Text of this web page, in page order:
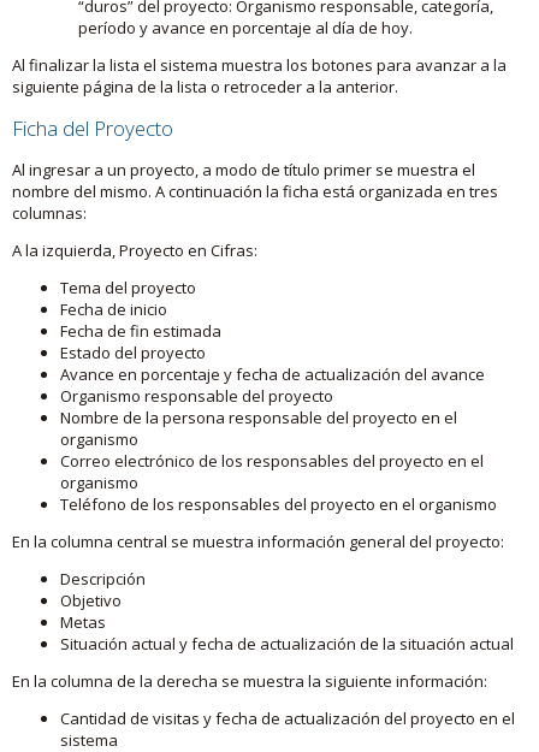
“duros” del proyecto: Organismo responsable, categoría,
período y avance en porcentaje al día de hoy.
Al finalizar la lista el sistema muestra los botones para avanzar a la
siguiente página de la lista o retroceder a la anterior.
Ficha del Proyecto
Al ingresar a un proyecto, a modo de título primer se muestra el
nombre del mismo. A continuación la ficha está organizada en tres
columnas:
A la izquierda, Proyecto en Cifras:
Tema del proyecto
Fecha de inicio
Fecha de fin estimada
Estado del proyecto
Avance en porcentaje y fecha de actualización del avance
Organismo responsable del proyecto
Nombre de la persona responsable del proyecto en el
organismo
Correo electrónico de los responsables del proyecto en el
organismo
Teléfono de los responsables del proyecto en el organismo
En la columna central se muestra información general del proyecto:
Descripción
Objetivo
Metas
Situación actual y fecha de actualización de la situación actual
En la columna de la derecha se muestra la siguiente información:
Cantidad de visitas y fecha de actualización del proyecto en el
sistema